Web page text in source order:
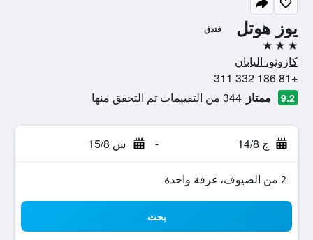
يوز هوتل فندق
3 نجوم
كازونو، اليابان
+81 186 332 311
9.2 ممتاز 344 من التقييمات تم التحقق منها
ج 14/8 - س 15/8
2 من الضيوف، غرفة واحدة
بحث